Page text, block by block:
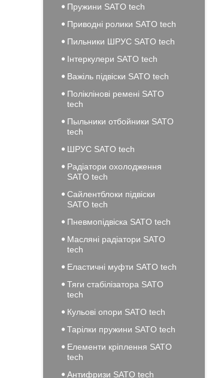
Пружини SATO tech
Приводні ролики SATO tech
Пильники ШРУС SATO tech
Інтеркулери SATO tech
Важіль підвіски SATO tech
Поліклінові ремені SATO
tech
Пыльники отбойники SATO
tech
ШРУС SATO tech
Радіатори охолодження
SATO tech
Сайлентблоки підвіски
SATO tech
Пневмопідвіска SATO tech
Масляні радіатори SATO
tech
Еластичні муфти SATO tech
Тяги стабілізатора SATO
tech
Кульові опори SATO tech
Тарілки пружини SATO tech
Елементи кріплення SATO
tech
Антифризи SATO tech